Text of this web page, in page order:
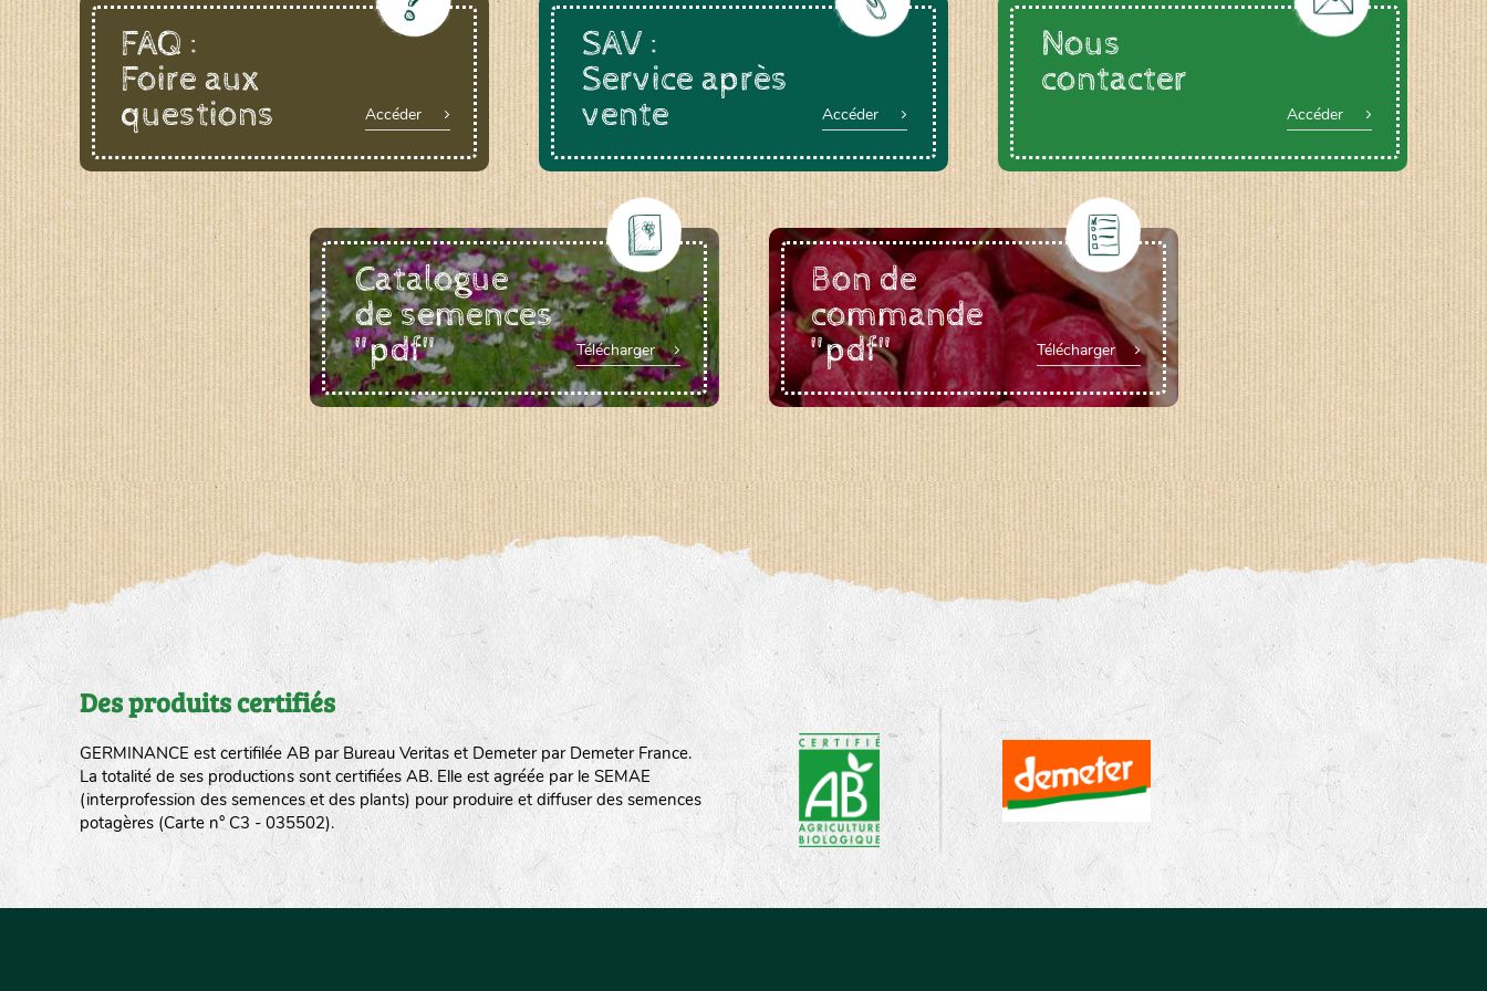
LE BIAU GERME (LBG)
SATIVA RHEINAU (SAD)
www.sativa-rheinau.ch
SEMAILLES (SEM)
www.semaille.com
FAQ :
Foire aux
questions
Accéder
SAV :
Service après
vente
Accéder
Nous
contacter
Accéder
Catalogue
de semences
"pdf"
Télécharger
Bon de
commande
"pdf"
Télécharger
Des produits certifiés
GERMINANCE est certifilée AB par Bureau Veritas et Demeter par Demeter France.
La totalité de ses productions sont certifiées AB. Elle est agréée par le SEMAE
(interprofession des semences et des plants) pour produire et diffuser des semences
potagères (Carte n° C3 - 035502).